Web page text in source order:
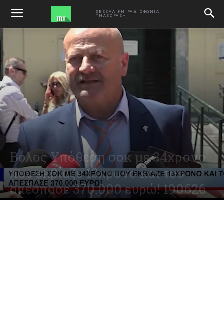
ΘΕΣΣΑΛΙΚΗ ΡΑΔΙΟΦΩΝΙΑ
ΤΗΛΕΟΡΑΣΗ
ΑΡΧΙΚΗ
Βόλος Υπόθεση σοκ με 34χρονο
που εκβίαζε 13χρονο και του
απέσπασε 370.000 ευρώ! 190626